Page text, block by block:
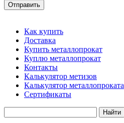
Отправить
Как купить
Доставка
Купить металлопрокат
Куплю металлопрокат
Контакты
Калькулятор метизов
Калькулятор металлопроката
Сертификаты